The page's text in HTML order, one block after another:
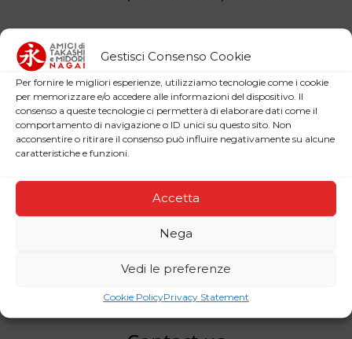
Gestisci Consenso Cookie
Per fornire le migliori esperienze, utilizziamo tecnologie come i cookie
per memorizzare e/o accedere alle informazioni del dispositivo. Il
consenso a queste tecnologie ci permetterà di elaborare dati come il
comportamento di navigazione o ID unici su questo sito. Non
acconsentire o ritirare il consenso può influire negativamente su alcune
caratteristiche e funzioni.
Accetta
Nega
Vedi le preferenze
Cookie PolicyPrivacy Statement
DONATE NOW